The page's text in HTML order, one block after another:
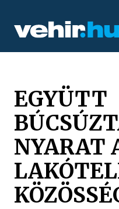
EGYÜTT
NYARAT